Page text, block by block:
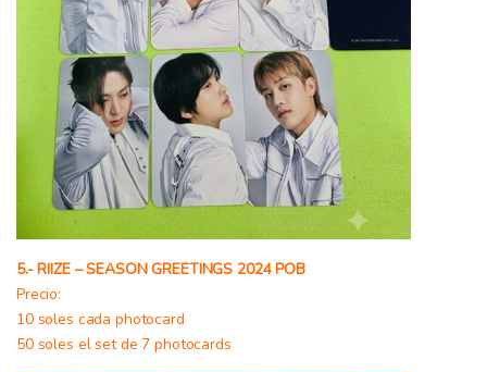
5.- RIIZE – SEASON GREETINGS 2024 POB
Precio:
10 soles cada photocard
50 soles el set de 7 photocards